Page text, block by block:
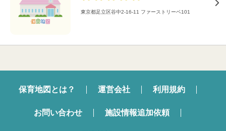
東京都足立区谷中2-16-11 ファーストリーベ101
保育地図とは？ 運営会社 利用規約
お問い合わせ 施設情報追加依頼